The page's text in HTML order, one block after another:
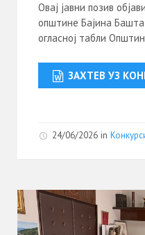
Овај јавни позив
општине Бајина
огласној табли
ЗАХТЕВ УЗ
24/06/2026 in